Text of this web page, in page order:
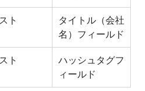
ト
タイトル（会社
名）フィールド
ト
ハッシュタグフ
ィールド